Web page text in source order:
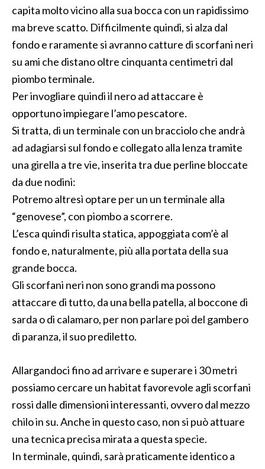
capita molto vicino alla sua bocca con un rapidissimo
ma breve scatto. Difficilmente quindi, si alza dal
fondo e raramente si avranno catture di scorfani neri
su ami che distano oltre cinquanta centimetri dal
piombo terminale.
Per invogliare quindi il nero ad attaccare è
opportuno impiegare l’amo pescatore.
Si tratta, di un terminale con un bracciolo che andrà
ad adagiarsi sul fondo e collegato alla lenza tramite
una girella a tre vie, inserita tra due perline bloccate
da due nodini:
Potremo altresì optare per un un terminale alla
“genovese”, con piombo a scorrere.
L’esca quindi risulta statica, appoggiata com’è al
fondo e, naturalmente, più alla portata della sua
grande bocca.
Gli scorfani neri non sono grandi ma possono
attaccare di tutto, da una bella patella, al boccone di
sarda o di calamaro, per non parlare poi del gambero
di paranza, il suo prediletto.
Allargandoci fino ad arrivare e superare i 30 metri
possiamo cercare un habitat favorevole agli scorfani
rossi dalle dimensioni interessanti, ovvero dal mezzo
chilo in su. Anche in questo caso, non si può attuare
una tecnica precisa mirata a questa specie.
In terminale, quindi, sarà praticamente identico a